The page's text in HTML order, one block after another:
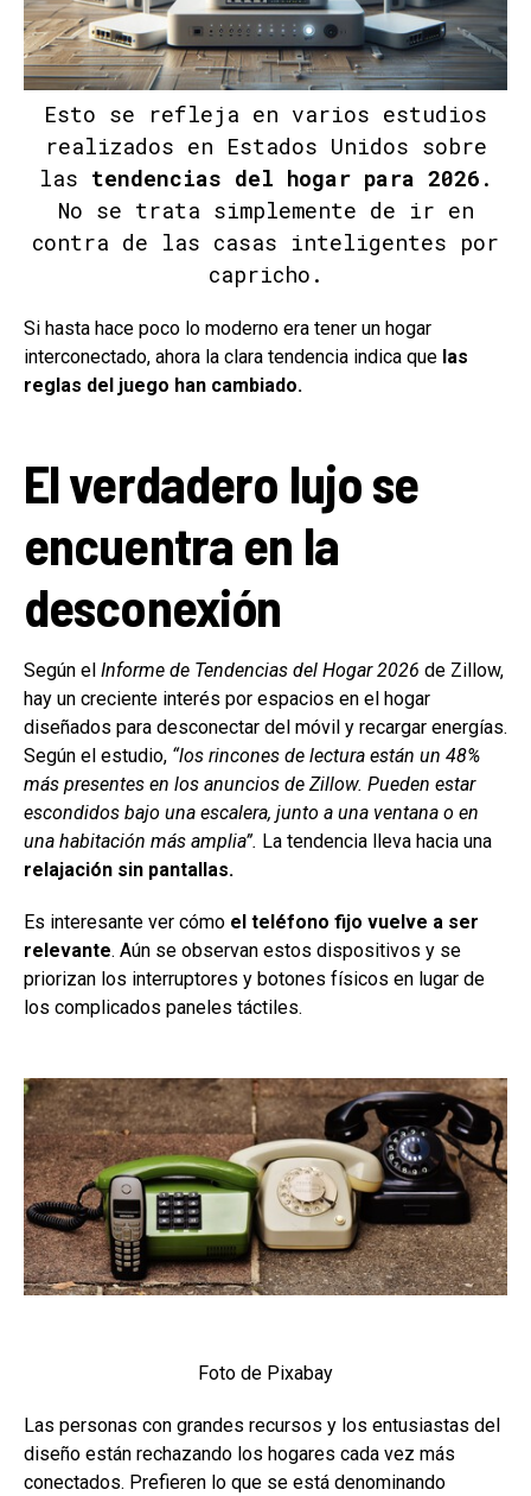
Esto se refleja en varios estudios
realizados en Estados Unidos sobre
las tendencias del hogar para 2026 .
No se trata simplemente de ir en
contra de las casas inteligentes por
capricho.
Si hasta hace poco lo moderno era tener un hogar
interconectado, ahora la clara tendencia indica que las
reglas del juego han cambiado.
El verdadero lujo se
encuentra en la
desconexión
Según el Informe de Tendencias del Hogar 2026 de Zillow,
hay un creciente interés por espacios en el hogar
diseñados para desconectar del móvil y recargar energías.
Según el estudio, “los rincones de lectura están un 48%
más presentes en los anuncios de Zillow. Pueden estar
escondidos bajo una escalera, junto a una ventana o en
una habitación más amplia”. La tendencia lleva hacia una
relajación sin pantallas.
Es interesante ver cómo el teléfono fijo vuelve a ser
relevante. Aún se observan estos dispositivos y se
priorizan los interruptores y botones físicos en lugar de
los complicados paneles táctiles.
Foto de Pixabay
Las personas con grandes recursos y los entusiastas del
diseño están rechazando los hogares cada vez más
conectados. Prefieren lo que se está denominando